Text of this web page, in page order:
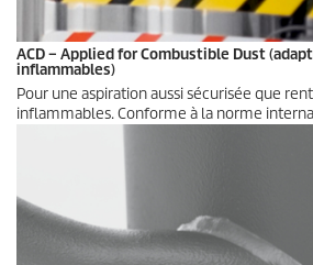
ACD – Applied for Combustible Dust
inflammables)
Pour une aspiration aussi sécurisée que
inflammables. Conforme à la norme